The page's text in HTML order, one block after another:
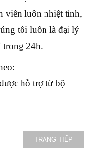
viên luôn nhiệt tình,
tôi luôn là đại lý
trong 24h.
hỗ trợ từ bộ
TRANG TIẾP